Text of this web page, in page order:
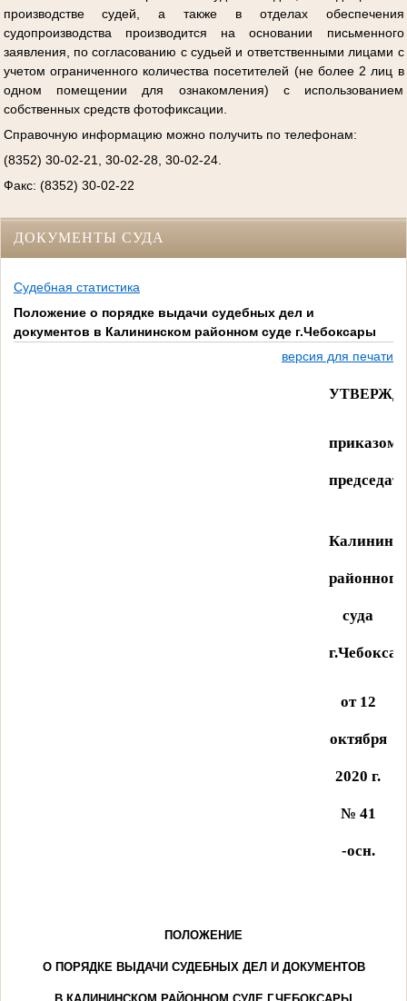
производстве судей, а также в отделах обеспечения
судопроизводства производится на основании письменного
заявления, по согласованию с судьей и ответственными лицами с
учетом ограниченного количества посетителей (не более 2 лиц в
одном помещении для ознакомления) с использованием
собственных средств фотофиксации.
Справочную информацию можно получить по телефонам:
(8352) 30-02-21, 30-02-28, 30-02-24.
Факс: (8352) 30-02-22
ДОКУМЕНТЫ СУДА
Судебная статистика
Положение о порядке выдачи судебных дел и
документов в Калининском районном суде г.Чебоксары
версия для печати
приказом
районного
суда
от 12
октября
2020 г.
№ 41
-осн.
ПОЛОЖЕНИЕ
О ПОРЯДКЕ ВЫДАЧИ СУДЕБНЫХ ДЕЛ И ДОКУМЕНТОВ